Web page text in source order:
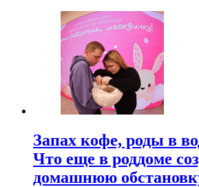
Запах кофе, роды в
Что еще в роддоме
домашнюю